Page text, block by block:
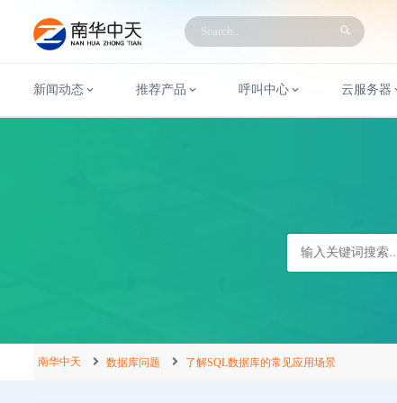
新闻动态 推荐产品 呼叫中心 云服务器
南华中天 数据库问题 了解SQL数据库的常见应用场景